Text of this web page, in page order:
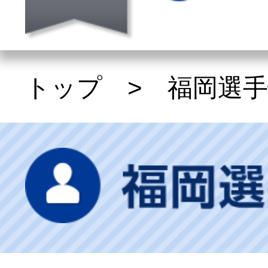
トップ > 福岡選